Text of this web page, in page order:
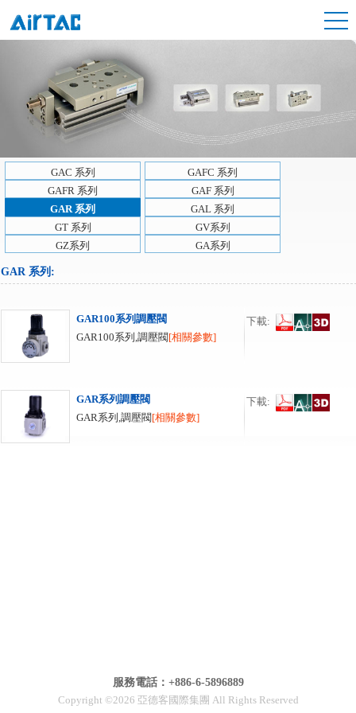
GAC 系列
GAFC 系列
GAFR 系列
GAF 系列
GAR 系列
GAL 系列
GT 系列
GV系列
GZ系列
GA系列
GAR 系列 :
GAR100系列調壓閥
GAR100系列,調壓閥[相關參數]
下載:
GAR系列調壓閥
GAR系列,調壓閥[相關參數]
下載:
服務電話：+886-6-5896889
Copyright ©2026 亞德客國際集團 All Rights Reserved